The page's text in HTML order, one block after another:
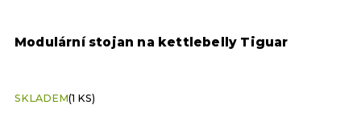
Modulární stojan na kettlebelly Tiguar
SKLADEM(1 KS)